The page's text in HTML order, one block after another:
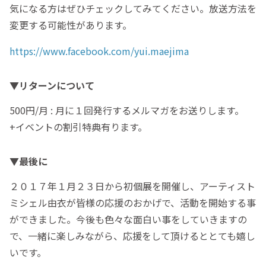
気になる方はぜひチェックしてみてください。放送方法を
変更する可能性があります。
https://www.facebook.com/yui.maejima
▼リターンについて
500円/月 : 月に１回発行するメルマガをお送りします。
+イベントの割引特典有ります。
▼最後に
２０１７年１月２３日から初個展を開催し、アーティスト
ミシェル由衣が皆様の応援のおかげで、活動を開始する事
ができました。今後も色々な面白い事をしていきますの
で、一緒に楽しみながら、応援をして頂けるととても嬉し
いです。